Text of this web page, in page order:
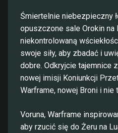
Śmiertelnie niebezpieczny
opuszczone sale Orokin na
niekontrolowaną
swoje siły, aby zbadać i
dobre. Odkryjcie tajemnice
nowej imisji Koniunkcji
Warframe, nowej Broni i nie
Voruna, Warframe
aby rzucić się do Żeru na